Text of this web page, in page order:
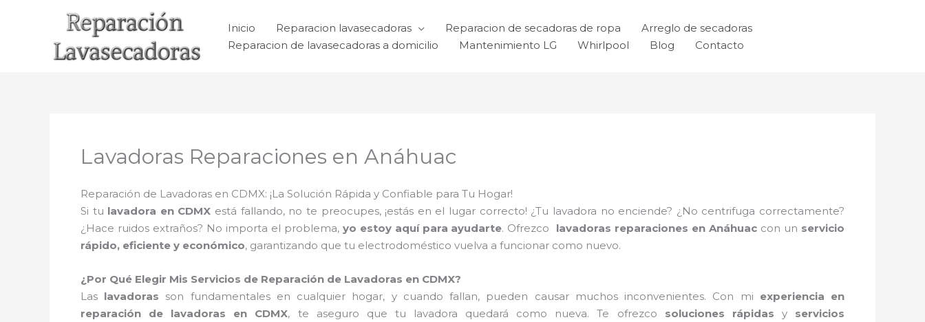
Inicio Reparacion lavasecadoras Reparacion de secadoras de ropa
Arreglo de secadoras
Reparacion de lavasecadoras a domicilio
Mantenimiento LG Whirlpool Blog Contacto
Lavadoras Reparaciones en Anáhuac
Reparación de Lavadoras en CDMX: ¡La Solución Rápida y Confiable para Tu Hogar!
Si tu lavadora en CDMX está fallando, no te preocupes, ¡estás en el lugar correcto! ¿Tu lavadora no enciende? ¿No centrifuga correctamente?
¿Hace ruidos extraños? No importa el problema, yo estoy aquí para ayudarte. Ofrezco lavadoras reparaciones en Anáhuac con un servicio
rápido, eficiente y económico, garantizando que tu electrodoméstico vuelva a funcionar como nuevo.
¿Por Qué Elegir Mis Servicios de Reparación de Lavadoras en CDMX?
Las lavadoras son fundamentales en cualquier hogar, y cuando fallan, pueden causar muchos inconvenientes. Con mi experiencia en
reparación de lavadoras en CDMX, te aseguro que tu lavadora quedará como nueva. Te ofrezco soluciones rápidas y servicios